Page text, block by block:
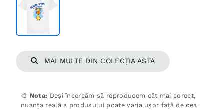
MAI MULTE DIN COLECȚIA ASTA
🎨 Nota: Deși încercăm să reproducem cât mai corect,
nuanța reală a produsului poate varia ușor față de cea